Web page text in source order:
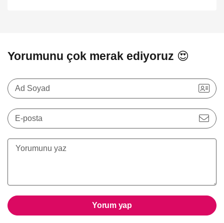
Yorumunu çok merak ediyoruz 😍
Ad Soyad
E-posta
Yorum yap